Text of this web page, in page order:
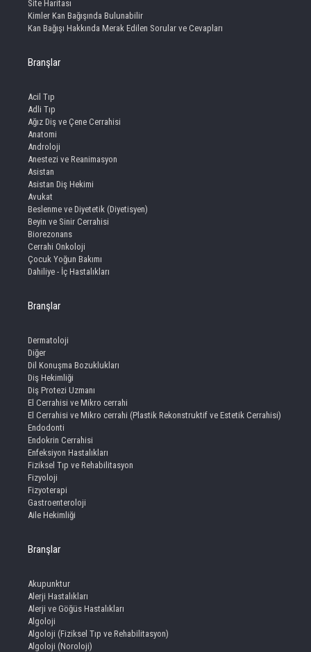
Site Haritası
Kimler Kan Bağışında Bulunabilir
Kan Bağışı Hakkında Merak Edilen Sorular ve Cevapları
Branşlar
Acil Tıp
Adli Tıp
Ağız Diş ve Çene Cerrahisi
Anatomi
Androloji
Anestezi ve Reanimasyon
Asistan
Asistan Diş Hekimi
Avukat
Beslenme ve Diyetetik (Diyetisyen)
Beyin ve Sinir Cerrahisi
Biorezonans
Cerrahi Onkoloji
Çocuk Yoğun Bakımı
Dahiliye - İç Hastalıkları
Branşlar
Dermatoloji
Diğer
Dil Konuşma Bozuklukları
Diş Hekimliği
Diş Protezi Uzmanı
El Cerrahisi ve Mikro cerrahi
El Cerrahisi ve Mikro cerrahi (Plastik Rekonstruktif ve Estetik Cerrahisi)
Endodonti
Endokrin Cerrahisi
Enfeksiyon Hastalıkları
Fiziksel Tıp ve Rehabilitasyon
Fizyoloji
Fizyoterapi
Gastroenteroloji
Aile Hekimliği
Branşlar
Akupunktur
Alerji Hastalıkları
Alerji ve Göğüs Hastalıkları
Algoloji
Algoloji (Fiziksel Tıp ve Rehabilitasyon)
Algoloji (Noroloji)